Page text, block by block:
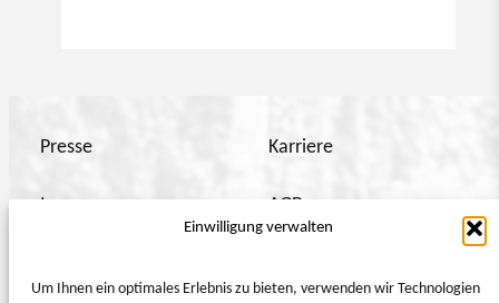
Einwilligung verwalten
Um Ihnen ein optimales Erlebnis zu bieten, verwenden wir Technologien
Presse Karriere
Impressum AGB